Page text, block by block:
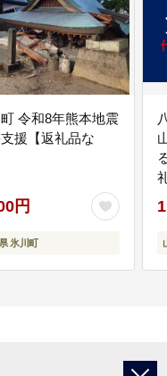
令和8年熊本地震
援【返礼品な
円
氷川町